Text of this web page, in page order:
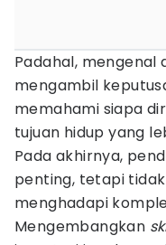
Padahal, mengenal
mengambil
memahami siapa
tujuan hidup yang
Pada akhirnya,
penting, tetapi
menghadapi
Mengembangkan